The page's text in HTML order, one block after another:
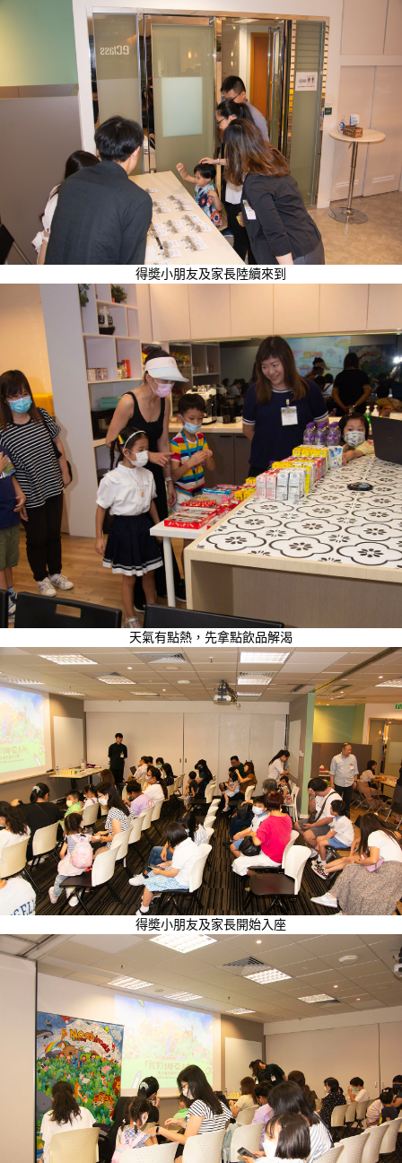
得奬小朋友及家長陸續來到
天氣有點熱，先拿點飲品解渴
得奬小朋友及家長開始入座